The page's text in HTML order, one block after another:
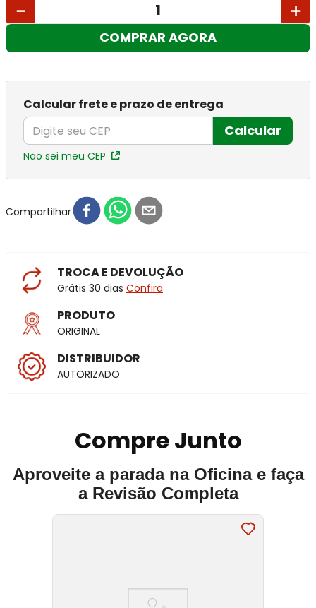
＋
－
COMPRAR AGORA
Calcular frete e prazo de entrega
Calcular
Não sei meu CEP
Compartilhar
TROCA E DEVOLUÇÃO
Grátis 30 dias Confira
PRODUTO
ORIGINAL
DISTRIBUIDOR
AUTORIZADO
Compre Junto
Aproveite a parada na Oficina e faça
a Revisão Completa